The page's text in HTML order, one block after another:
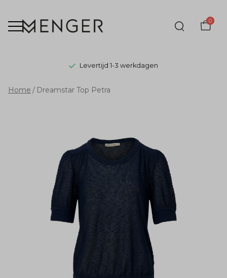
0
Levertijd 1-3 werkdagen
Dreamstar
Menger
Mode
Home Dreamstar Top Petra